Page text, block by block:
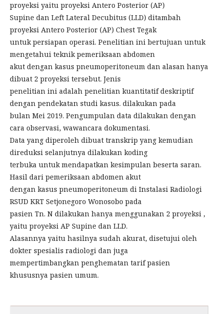
proyeksi yaitu proyeksi Antero Posterior (AP)
Supine dan Left Lateral Decubitus (LLD) ditambah
proyeksi Antero Posterior (AP) Chest Tegak
untuk persiapan operasi. Penelitian ini bertujuan untuk
mengetahui teknik pemeriksaan abdomen
akut dengan kasus pneumoperitoneum dan alasan hanya
dibuat 2 proyeksi tersebut. Jenis
penelitian ini adalah penelitian kuantitatif deskriptif
dengan pendekatan studi kasus. dilakukan pada
bulan Mei 2019. Pengumpulan data dilakukan dengan
cara observasi, wawancara dokumentasi.
Data yang diperoleh dibuat transkrip yang kemudian
direduksi selanjutnya dilakukan koding
terbuka untuk mendapatkan kesimpulan beserta saran.
Hasil dari pemeriksaan abdomen akut
dengan kasus pneumoperitoneum di Instalasi Radiologi
RSUD KRT Setjonegoro Wonosobo pada
pasien Tn. N dilakukan hanya menggunakan 2 proyeksi ,
yaitu proyeksi AP Supine dan LLD.
Alasannya yaitu hasilnya sudah akurat, disetujui oleh
dokter spesialis radiologi dan juga
mempertimbangkan penghematan tarif pasien
khususnya pasien umum.